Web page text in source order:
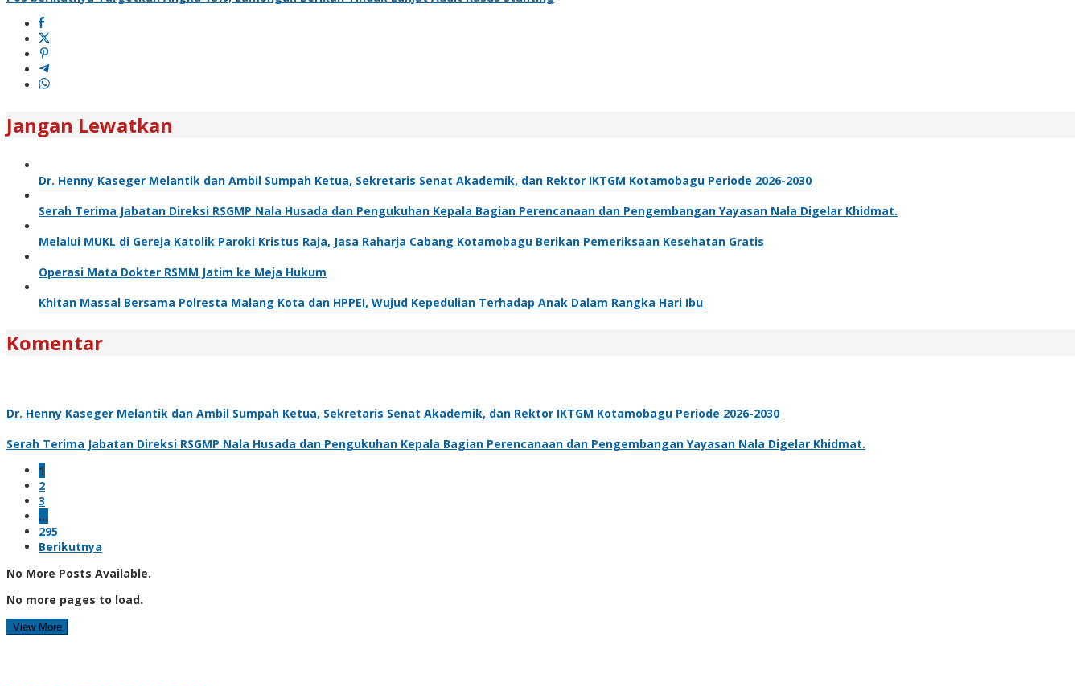
Jangan Lewatkan
Dr. Henny Kaseger Melantik dan Ambil Sumpah Ketua, Sekretaris Senat Akademik, dan Rektor IKTGM Kotamobagu Periode 2026-2030
Serah Terima Jabatan Direksi RSGMP Nala Husada dan Pengukuhan Kepala Bagian Perencanaan dan Pengembangan Yayasan Nala Digelar Khidmat.
Melalui MUKL di Gereja Katolik Paroki Kristus Raja, Jasa Raharja Cabang Kotamobagu Berikan Pemeriksaan Kesehatan Gratis
Operasi Mata Dokter RSMM Jatim ke Meja Hukum
Khitan Massal Bersama Polresta Malang Kota dan HPPEI, Wujud Kepedulian Terhadap Anak Dalam Rangka Hari Ibu
Komentar
Dr. Henny Kaseger Melantik dan Ambil Sumpah Ketua, Sekretaris Senat Akademik, dan Rektor IKTGM Kotamobagu Periode 2026-2030
Serah Terima Jabatan Direksi RSGMP Nala Husada dan Pengukuhan Kepala Bagian Perencanaan dan Pengembangan Yayasan Nala Digelar Khidmat.
1
2
3
…
295
Berikutnya
No More Posts Available.
No more pages to load.
View More